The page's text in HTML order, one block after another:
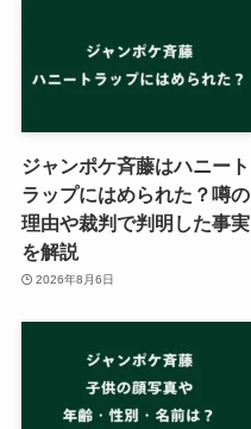
ジャンポケ斉藤はハニート
ラップにはめられた？噂の
理由や裁判で判明した事実
を解説
2026年8月6日